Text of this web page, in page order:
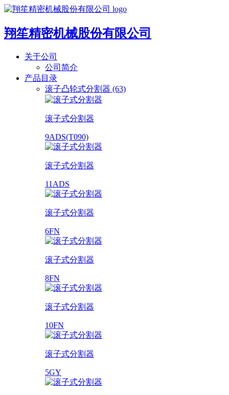
翔笙精密机械股份有限公司
关于公司
公司简介
产品目录
滚子凸轮式分割器 (63)
滚子式分割器
9ADS(T090)
滚子式分割器
11ADS
滚子式分割器
6FN
滚子式分割器
8FN
滚子式分割器
10FN
滚子式分割器
5GY